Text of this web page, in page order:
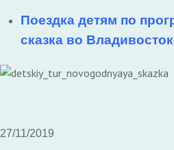
Поездка детям по
сказка во
27/11/2019